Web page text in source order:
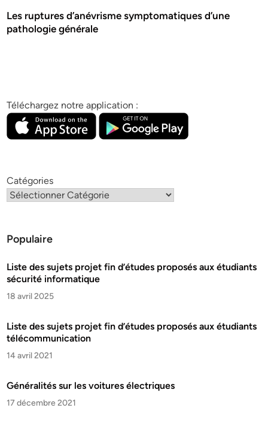
Les ruptures d’anévrisme symptomatiques d’une
pathologie générale
Téléchargez notre application :
Catégories
Populaire
Liste des sujets projet fin d’études proposés aux étudiants
sécurité informatique
18 avril 2025
Liste des sujets projet fin d’études proposés aux étudiants
télécommunication
14 avril 2021
Généralités sur les voitures électriques
17 décembre 2021